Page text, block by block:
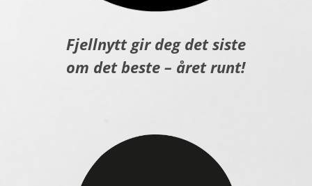
Fjellnytt gir deg det siste
om det beste – året runt!